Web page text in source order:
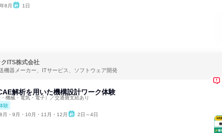
8月 1日
ITS株式会社
機器メーカー、ITサービス、ソフトウェア開発
解析を用いた機構設計ワーク体験
機械・電気・電子）／交通費支給あり
験
月・9月・10月・11月・12月 2日～4日